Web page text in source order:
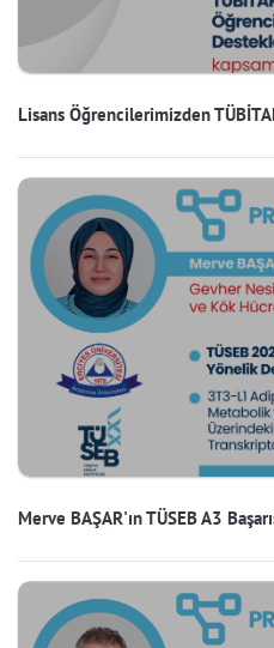
Lisans Öğrencilerimizden
Merve BAŞAR'ın TÜSEB A3